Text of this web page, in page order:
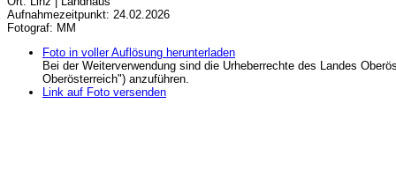
Aufnahmezeitpunkt: 24.02.2026
Fotograf: MM
Foto in voller Auflösung herunterladen
Bei der Weiterverwendung sind die Urheberrechte des Landes
Oberösterreich") anzuführen.
Link auf Foto versenden